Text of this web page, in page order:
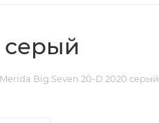
серый
Big.Seven 20-D 2020 серый